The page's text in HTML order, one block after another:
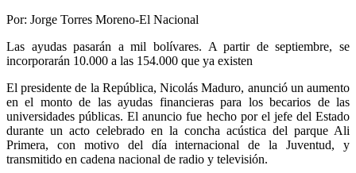
Por: Jorge Torres Moreno-El Nacional
Las ayudas pasarán a mil bolívares. A partir de septiembre, se
incorporarán 10.000 a las 154.000 que ya existen
El presidente de la República, Nicolás Maduro, anunció un aumento
en el monto de las ayudas financieras para los becarios de las
universidades públicas. El anuncio fue hecho por el jefe del Estado
durante un acto celebrado en la concha acústica del parque Ali
Primera, con motivo del día internacional de la Juventud, y
transmitido en cadena nacional de radio y televisión.